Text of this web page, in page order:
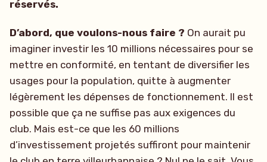
réservés.
D’abord, que voulons-nous faire ? On aurait pu
imaginer investir les 10 millions nécessaires pour se
mettre en conformité, en tentant de diversifier les
usages pour la population, quitte à augmenter
légèrement les dépenses de fonctionnement. Il est
possible que ça ne suffise pas aux exigences du
club. Mais est-ce que les 60 millions
d’investissement projetés suffiront pour maintenir